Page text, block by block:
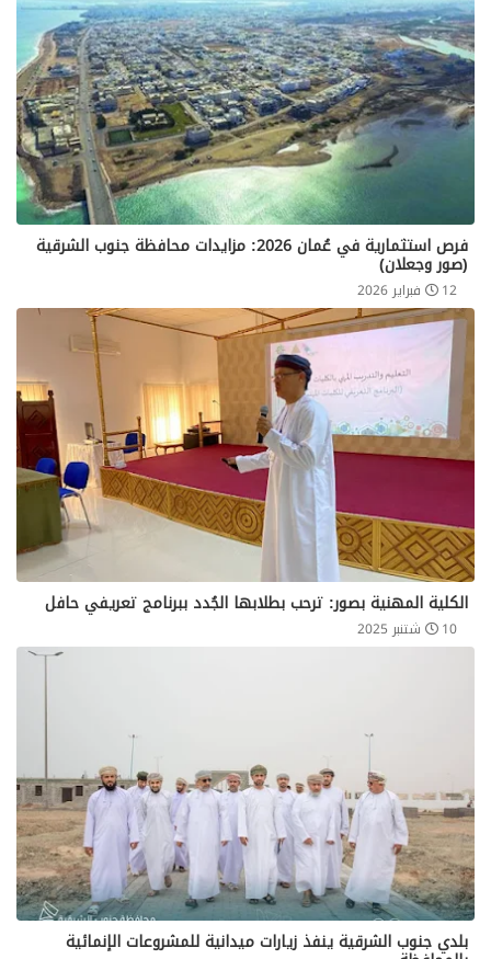
فرص استثمارية في عُمان 2026: مزايدات محافظة جنوب الشرقية
(صور وجعلان)
12 فبراير 2026
​الكلية المهنية بصور: ترحب بطلابها الجُدد ببرنامج تعريفي حافل
10 شتنبر 2025
بلدي جنوب الشرقية ينفذ زيارات ميدانية للمشروعات الإنمائية